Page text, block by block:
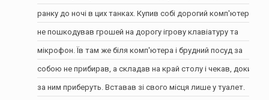
ранку до ночі в цих танках. Купив собі дорогий комп'ютер,
не пошкодував грошей на дорогу ігрову клавіатуру та
мікрофон. Їв там же біля комп'ютера і брудний посуд за
собою не прибирав, а складав на край столу і чекав, доки
за ним приберуть. Вставав зі свого місця лише у туалет.